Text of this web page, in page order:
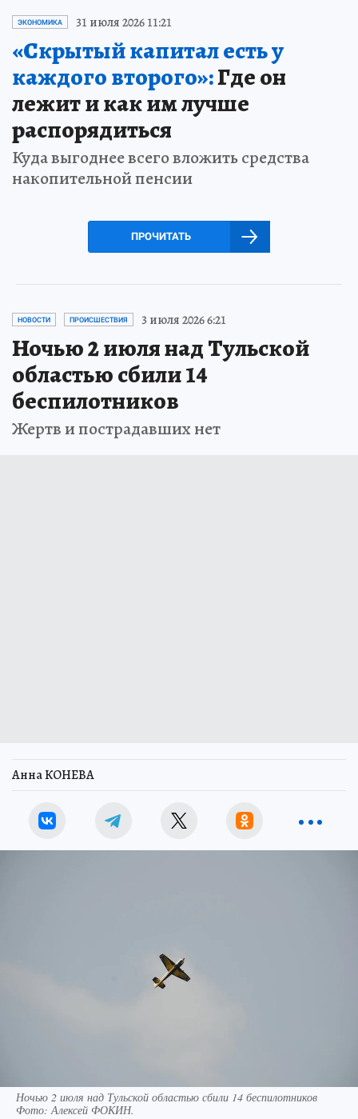
ЭКОНОМИКА 31 июля 2026 11:21
«Скрытый капитал есть у
каждого второго»:Где он
лежит и как им лучше
распорядиться
Куда выгоднее всего вложить средства
накопительной пенсии
ПРОЧИТАТЬ
НОВОСТИ ПРОИСШЕСТВИЯ 3 июля 2026 6:21
Ночью 2 июля над Тульской
областью сбили 14
беспилотников
Жертв и пострадавших нет
Анна КОНЕВА
Ночью 2 июля над Тульской областью сбили 14 беспилотников
Фото:Алексей ФОКИН.